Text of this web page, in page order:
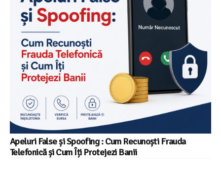
Apeluri False și Spoofing : Cum Recunoști Frauda
Telefonică și Cum Îți Protejezi Banii